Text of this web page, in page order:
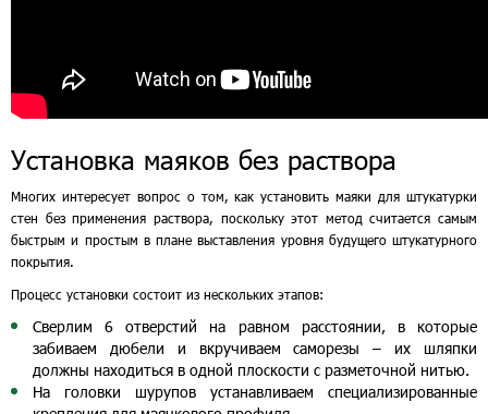
Установка маяков без раствора
Многих интересует вопрос о том, как установить маяки для штукатурки
стен без применения раствора, поскольку этот метод считается самым
быстрым и простым в плане выставления уровня будущего штукатурного
покрытия.
Процесс установки состоит из нескольких этапов:
Сверлим 6 отверстий на равном расстоянии, в которые
забиваем дюбели и вкручиваем саморезы – их шляпки
должны находиться в одной плоскости с разметочной нитью.
На головки шурупов устанавливаем специализированные